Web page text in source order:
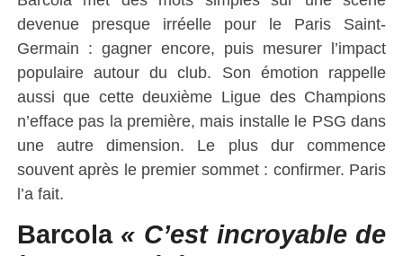
devenue presque irréelle pour le Paris Saint-
Germain : gagner encore, puis mesurer l’impact
populaire autour du club. Son émotion rappelle
aussi que cette deuxième Ligue des Champions
n’efface pas la première, mais installe le PSG dans
une autre dimension. Le plus dur commence
souvent après le premier sommet : confirmer. Paris
l’a fait.
Barcola « C’est incroyable de